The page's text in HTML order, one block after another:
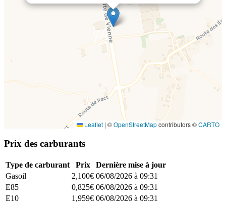
Leaflet | ©OpenStreetMapcontributors ©CARTO
Prix des carburants
Type de carburant Prix
Dernière mise à jour
Gasoil
2,100€ 06/08/2026 à 09:31
E85
0,825€ 06/08/2026 à 09:31
E10
1,959€ 06/08/2026 à 09:31